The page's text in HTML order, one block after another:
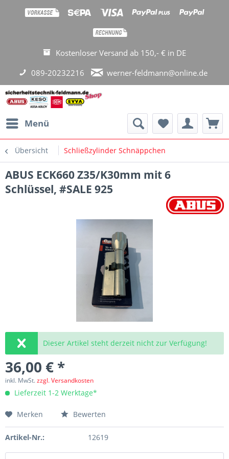
Kostenloser Versand ab 150,- € in DE
089-20232216
werner-feldmann@online.de
Menü
Übersicht Schließzylinder Schnäppchen
ABUS ECK660 Z35/K30mm mit 6
Schlüssel, #SALE 925
Dieser Artikel steht derzeit nicht zur Verfügung!
36,00 € *
inkl. MwSt.zzgl. Versandkosten
Lieferzeit 1-2 Werktage*
Merken Bewerten
Artikel-Nr.: 12619